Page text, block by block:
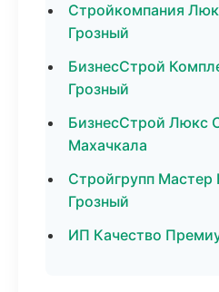
Стройкомпания
Грозный
БизнесСтрой
Грозный
БизнесСтрой Люкс
Махачкала
Стройгрупп
Грозный
ИП Качество